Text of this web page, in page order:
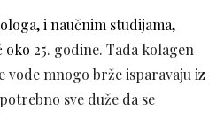
i naučnim studijama,
oko 25. godine. Tada kolagen
vode mnogo brže isparavaju iz
sve duže da se